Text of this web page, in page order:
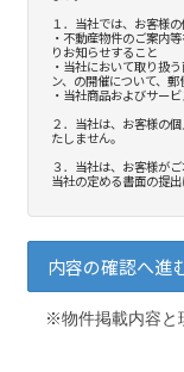
※物件掲載内容と